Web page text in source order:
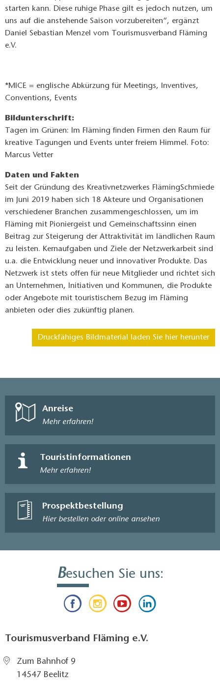
starten kann. Diese ruhige Phase gilt es jedoch nutzen, um
uns auf die anstehende Saison vorzubereiten“, ergänzt
Daniel Sebastian Menzel vom Tourismusverband Fläming
e.V.
*MICE = englische Abkürzung für Meetings, Inventives,
Conventions, Events
Bildunterschrift:
Tagen im Grünen: Im Fläming finden Firmen den Raum für
kreative Tagungen und Events unter freiem Himmel. Foto:
Marcus Vetter
Daten und Fakten
Seit der Gründung des Kreativnetzwerkes FlämingSchmiede
im Juni 2019 haben sich 18 Akteure und Organisationen
verschiedener Branchen zusammengeschlossen, um im
Fläming mit Pioniergeist und Gemeinschaftssinn einen
Beitrag zur Steigerung der Attraktivität im ländlichen Raum
zu leisten. Kernaufgaben und Ziele der Netzwerkarbeit sind
u.a. die Entwicklung neuer und innovativer Produkte. Das
Netzwerk ist stets offen für neue Mitglieder und richtet sich
an Unternehmen, Initiativen und Kommunen, die Produkte
oder Angebote mit touristischem Bezug im Fläming
anbieten oder dies zukünftig planen.
Druckfähiges Bildmaterial laden Sie hier herunter
Anreise
Mehr erfahren!
Touristinformationen
Mehr erfahren!
Prospektbestellung
Hier bestellen oder online ansehen
Besuchen Sie uns:
Tourismusverband Fläming e.V.
Zum Bahnhof 9
14547 Beelitz